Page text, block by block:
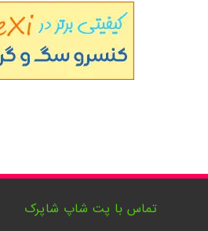
تماس با پت شاپ شاپرک